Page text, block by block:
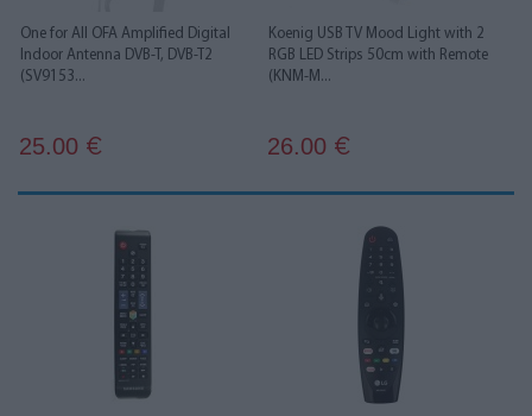
One for All OFA Amplified Digital
Indoor Antenna DVB-T, DVB-T2
(SV9153...
25.00 €
Koenig USB TV Mood Light with 2
RGB LED Strips 50cm with Remote
(KNM-M...
26.00 €